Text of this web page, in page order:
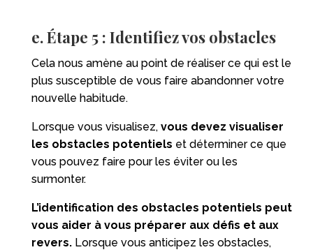
e. Étape 5 : Identifiez vos obstacles
Cela nous amène au point de réaliser ce qui est le
plus susceptible de vous faire abandonner votre
nouvelle habitude.
Lorsque vous visualisez, vous devez visualiser
les obstacles potentiels et déterminer ce que
vous pouvez faire pour les éviter ou les
surmonter.
L’identification des obstacles potentiels peut
vous aider à vous préparer aux défis et aux
revers.Lorsque vous anticipez les obstacles,